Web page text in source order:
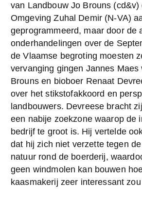
van Landbouw Jo Brouns
Omgeving Zuhal Demir (N-VA)
geprogrammeerd, maar door de
onderhandelingen over de
de Vlaamse begroting moesten
vervanging gingen Jannes Maes
Brouns en bioboer Renaat
over het stikstofakkoord en
landbouwers. Devreese bracht
een nabije zoekzone waarop de
bedrijf te groot is. Hij vertelde
dat hij zich niet verzette tegen
natuur rond de boerderij,
geen windmolen kan bouwen
kaasmakerij zeer interessant